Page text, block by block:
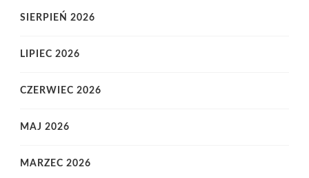
SIERPIEŃ 2026
LIPIEC 2026
CZERWIEC 2026
MAJ 2026
MARZEC 2026